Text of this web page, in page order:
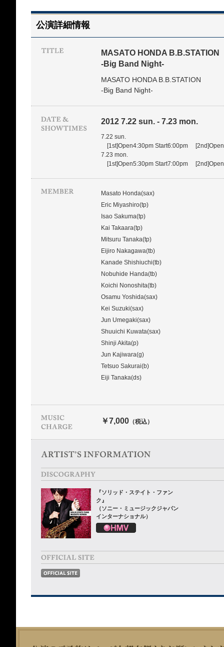
公演詳細情報
MASATO HONDA B.B.STATION
-Big Band Night-
MASATO HONDA B.B.STATION
-Big Band Night-
2012 7.22 sun. - 7.23 mon.
7.22 sun.
[1st]Open4:30pm Start6:00pm
7.23 mon.
[1st]Open5:30pm Start7:00pm
Masato Honda(sax)
Eric Miyashiro(tp)
Isao Sakuma(tp)
Kai Takaara(tp)
Mitsuru Tanaka(tp)
Eijiro Nakagawa(tb)
Kanade Shishiuchi(tb)
Nobuhide Handa(tb)
Koichi Nonoshita(tb)
Osamu Yoshida(sax)
Kei Suzuki(sax)
Jun Umegaki(sax)
Shuuichi Kuwata(sax)
Shinji Akita(p)
Jun Kajiwara(g)
Tetsuo Sakurai(b)
Eiji Tanaka(ds)
￥7,000 （税込）
『ソリッド・ステイト・ファン
ク』
（ソニー・ミュージックジャパン
インターナショナル）